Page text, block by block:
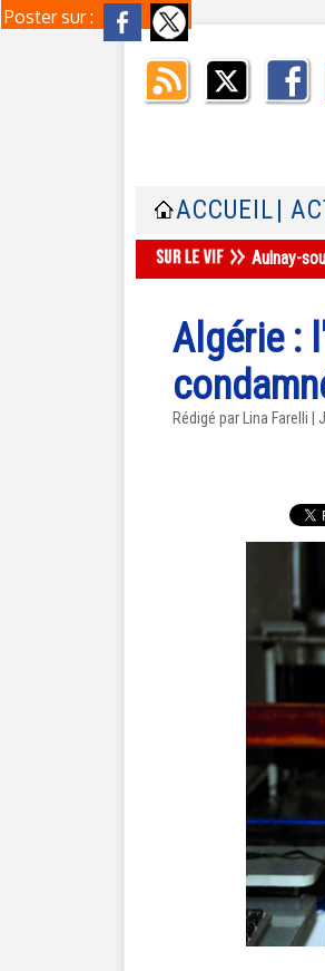
Poster sur :
ACCUEIL |
Aulnay-
Algérie :
Rédigé par Lina Farelli |